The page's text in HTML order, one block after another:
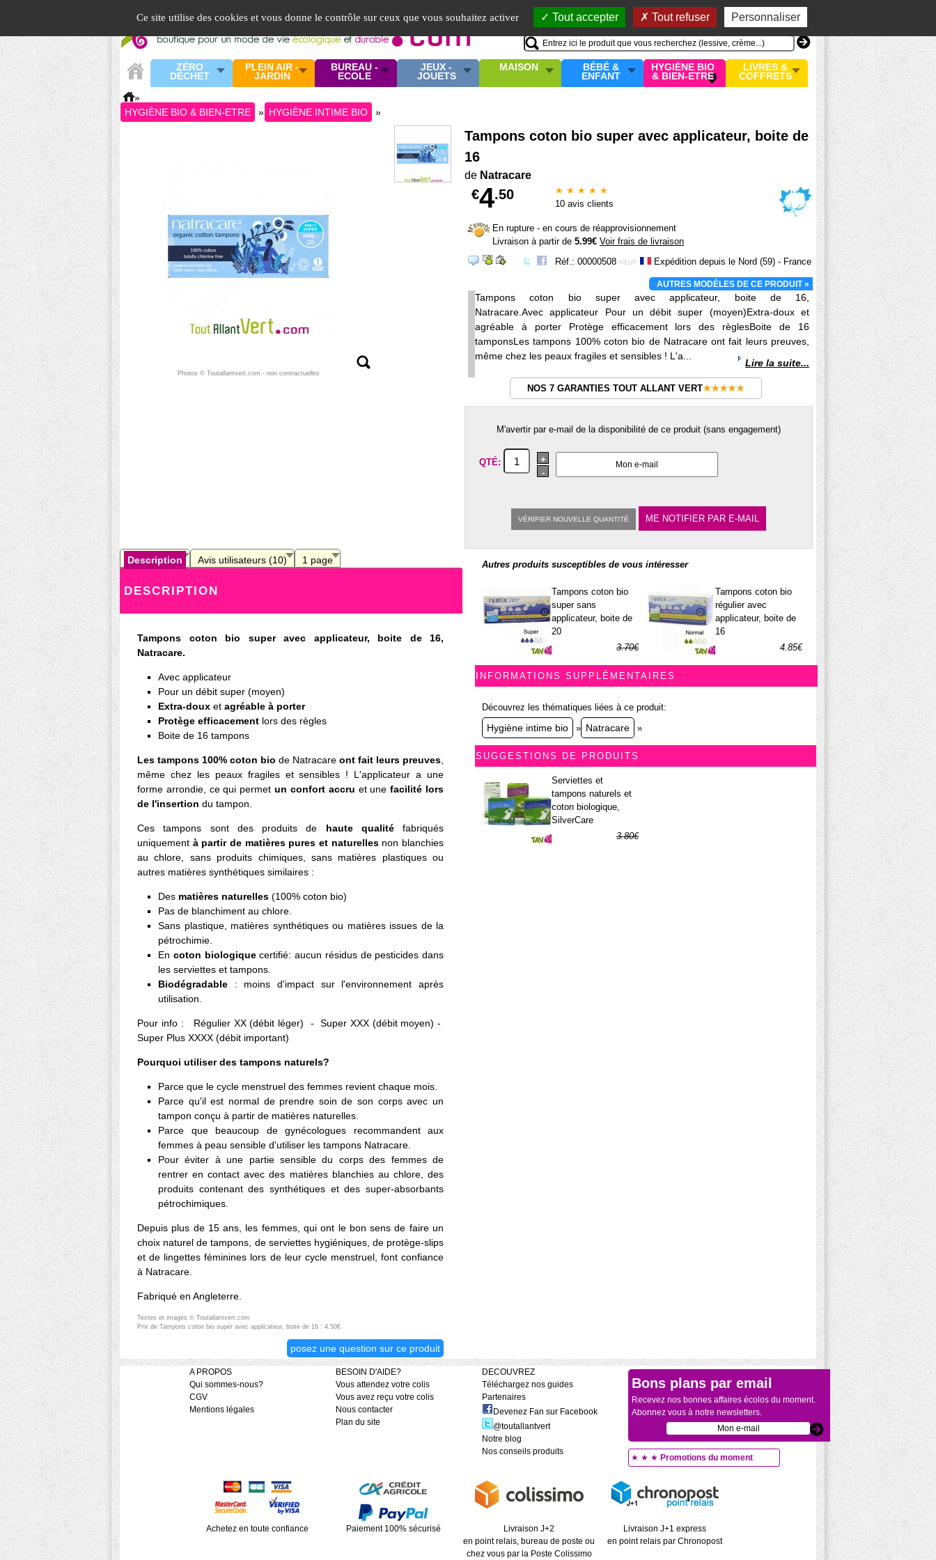
Ce site utilise des cookies et vous donne le contrôle sur ceux que vous souhaitez activer Tout accepter Tout refuser Personnaliser
Mon compte
MON PANIER
0 article
ZÉRO
DÉCHET
PLEIN AIR -
JARDIN
BUREAU -
ECOLE
JEUX -
JOUETS
MAISON
BÉBÉ &
ENFANT
HYGIÈNE BIO
& BIEN-ETRE
LIVRES &
COFFRETS
»
HYGIÈNE BIO & BIEN-ETRE
» HYGIÈNE INTIME BIO »
Photos © Toutallantvert.com - non contractuelles
Tampons coton bio super avec applicateur, boite de
16
de Natracare
★ ★ ★ ★ ★
10 avis clients
€4.50
En rupture - en cours de réapprovisionnement
Livraison à partir de 5.99€ Voir frais de livraison
Réf.: 00000508 NEUF Expédition depuis le Nord (59) - France
AUTRES MODÈLES DE CE PRODUIT »
Tampons coton bio super avec applicateur, boite de 16,
Natracare.Avec applicateur Pour un débit super (moyen)Extra-doux et
agréable à porter Protège efficacement lors des règlesBoite de 16
tamponsLes tampons 100% coton bio de Natracare ont fait leurs preuves,
même chez les peaux fragiles et sensibles ! L'a...
Lire la suite...
NOS 7 GARANTIES TOUT ALLANT VERT★★★★★
M'avertir par e-mail de la disponibilité de ce produit (sans engagement)
QTÉ:
+
-
VÉRIFIER NOUVELLE QUANTITÉ ME NOTIFIER PAR E-MAIL
Autres produits susceptibles de vous intéresser
Tampons coton bio
super sans
applicateur, boite de
20
3.70€
Tampons coton bio
régulier avec
applicateur, boite de
16
4.85€
INFORMATIONS SUPPLÉMENTAIRES
Découvrez les thématiques liées à ce produit:
Hygiène intime bio » Natracare »
SUGGESTIONS DE PRODUITS
Serviettes et
tampons naturels et
coton biologique,
SilverCare
3.80€
Description Avis utilisateurs (10) 1 page
DESCRIPTION
Tampons coton bio super avec applicateur, boite de 16,
Natracare.
Avec applicateur
Pour un débit super (moyen)
Extra-doux et agréable à porter
Protège efficacement lors des règles
Boite de 16 tampons
Les tampons 100% coton bio de Natracare ont fait leurs preuves,
même chez les peaux fragiles et sensibles ! L'applicateur a une
forme arrondie, ce qui permet un confort accru et unefacilité lors
de l'insertion du tampon.
Ces tampons sont des produits de haute qualité fabriqués
uniquement à partir de matières pures et naturellesnon blanchies
au chlore, sans produits chimiques, sans matières plastiques ou
autres matières synthétiques similaires :
Des matières naturelles (100% coton bio)
Pas de blanchiment au chlore.
Sans plastique, matières synthétiques ou matières issues de la
pétrochimie.
En coton biologiquecertifié: aucun résidus de pesticides dans
les serviettes et tampons.
Biodégradable : moins d'impact sur l'environnement après
utilisation.
Pour info : Régulier XX (débit léger) - Super XXX (débit moyen) -
Super Plus XXXX (débit important)
Pourquoi utiliser des tampons naturels?
Parce que le cycle menstruel des femmes revient chaque mois.
Parce qu'il est normal de prendre soin de son corps avec un
tampon conçu à partir de matières naturelles.
Parce que beaucoup de gynécologues recommandent aux
femmes à peau sensible d'utiliser les tampons Natracare.
Pour éviter à une partie sensible du corps des femmes de
rentrer en contact avec des matières blanchies au chlore, des
produits contenant des synthétiques et des super-absorbants
pétrochimiques.
Depuis plus de 15 ans, les femmes, qui ont le bon sens de faire un
choix naturel de tampons, de serviettes hygiéniques, de protège-slips
et de lingettes féminines lors de leur cycle menstruel, font confiance
à Natracare.
Fabriqué en Angleterre.
Textes et images © Toutallantvert.com
Prix de Tampons coton bio super avec applicateur, boite de 16 : 4.50€
posez une question sur ce produit
A PROPOS
Qui sommes-nous?
CGV
Mentions légales
BESOIN D'AIDE?
Vous attendez votre colis
Vous avez reçu votre colis
Nous contacter
Plan du site
DECOUVREZ
Téléchargez nos guides
Partenaires
Devenez Fan sur Facebook
@toutallantvert
Notre blog
Nos conseils produits
Bons plans par email
Recevez nos bonnes affaires écolos du moment.
Abonnez vous à notre newsletters.
★ ★ ★ Promotions du moment
Achetez en toute confiance Paiement 100% sécurisé
Livraison J+2
en point relais, bureau de poste ou
chez vous par la Poste Colissimo
Livraison J+1 express
en point relais par Chronopost